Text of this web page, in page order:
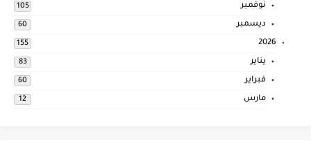
نوفمبر 105
ديسمبر 60
2026
155
يناير 83
فبراير 60
مارس 12